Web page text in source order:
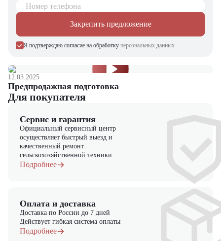
Компания "ЦТО" – официальный дилер техники Toyota,
предлагающий новые модели складского оборудования с гарантией.
У нас вы найдете: широкий выбор спецтехники, вилочных
погрузчиков, малой складской техники, навесного оборудования,
запчасти для долгосрочной эксплуатации, профессиональные
Мы осуществляем быструю доставку по всей России и
обеспечиваем сервисное обслуживание и ремонт.
📞 Звоните прямо сейчас для уточнения деталей и оформления
Выбирайте надежность и качество – выбирайте Toyota 8FBH30 в
"ЦТО"!
Номер телефона
Закрепить предложение
Я подтверждаю согласие на обработку персональных данных
12.03.2025
Предпродажная подготовка
Для покупателя
Сервис и гарантия
Официальный сервисный центр
осуществляет быстрый выезд и
качественный ремонт
сельскохозяйственной техники
Подробнее
Оплата и доставка
Доставка по России до 7 дней
Действует гибкая система оплаты
Подробнее